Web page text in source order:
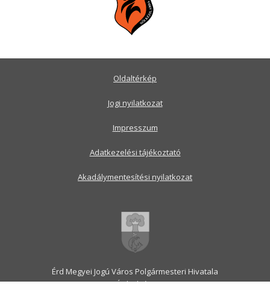
Érd Megyei Jogú Város Polgármesteri Hivatala
Oldaltérkép
Jogi nyilatkozat
Impresszum
Adatkezelési tájékoztató
Akadálymentesítési nyilatkozat